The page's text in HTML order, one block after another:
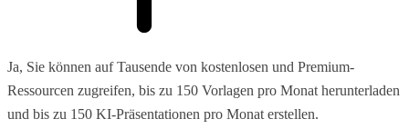
Ja, Sie können auf Tausende von kostenlosen und Premium-
Ressourcen zugreifen, bis zu 150 Vorlagen pro Monat herunterladen
und bis zu 150 KI-Präsentationen pro Monat erstellen.